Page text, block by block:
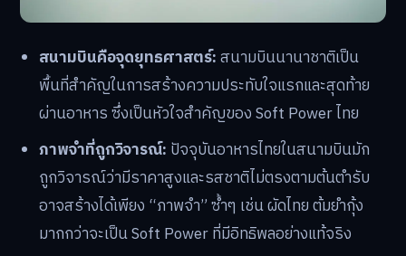
สนามบินคือจุดยุทธศาสตร์:สนามบินนานาชาติเป็น
พื้นที่สำคัญในการสร้างความประทับใจแรกและสุดท้าย
ผ่านอาหาร ซึ่งเป็นหัวใจสำคัญของ Soft Power ไทย
ภาพจำที่ถูกวิจารณ์: ปัจจุบันอาหารไทยในสนามบินมัก
ถูกวิจารณ์ว่ามีราคาสูงและรสชาติไม่ตรงตามต้นตำรับ
อาจสร้างได้เพียง “ภาพจำ” ซ้ำๆ เช่น ผัดไทย ต้มยำกุ้ง
มากกว่าจะเป็น Soft Power ที่มีอิทธิพลอย่างแท้จริง